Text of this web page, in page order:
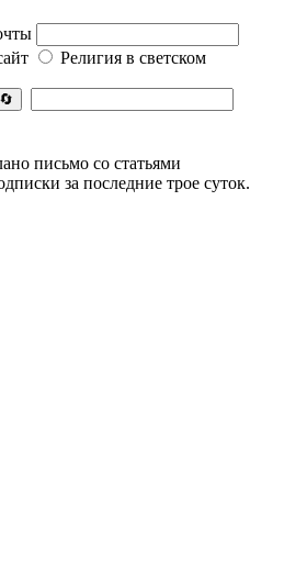
Религия в светском
🔄
письмо со статьями
за последние трое суток.